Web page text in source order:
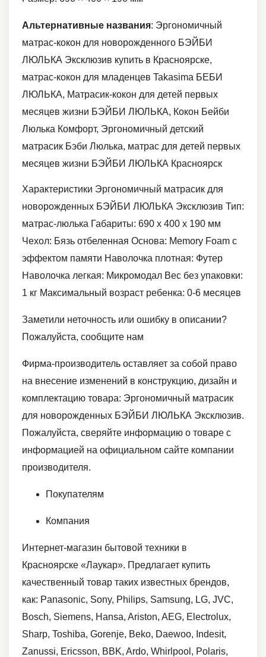
Альтернативные названия: Эргономичный
матрас-кокон для новорожденного БЭЙБИ
ЛЮЛЬКА Эксклюзив купить в Красноярске,
матрас-кокон для младенцев Takasima БЕБИ
ЛЮЛЬКА, Матрасик-кокон для детей первых
месяцев жизни БЭЙБИ ЛЮЛЬКА, Кокон Бейби
Люлька Комфорт, Эргономичный детский
матрасик Бэби Люлька, матрас для детей первых
месяцев жизни БЭЙБИ ЛЮЛЬКА Красноярск
Характеристики Эргономичный матрасик для
новорожденных БЭЙБИ ЛЮЛЬКА Эксклюзив Тип:
матрас-люлька Габариты: 690 x 400 x 190 мм
Чехол: Бязь отбеленная Основа: Memory Foam с
эффектом памяти Наволочка плотная: Футер
Наволочка легкая: Микромодал Вес без упаковки:
1 кг Максимальный возраст ребенка: 0-6 месяцев
Заметили неточность или ошибку в описании?
Пожалуйста, сообщите нам
Фирма-производитель оставляет за собой право
на внесение изменений в конструкцию, дизайн и
комплектацию товара: Эргономичный матрасик
для новорожденных БЭЙБИ ЛЮЛЬКА Эксклюзив.
Пожалуйста, сверяйте информацию о товаре с
информацией на официальном сайте компании
производителя.
Покупателям
Компания
Интернет-магазин бытовой техники в
Красноярске «Лаукар». Предлагает купить
качественный товар таких известных брендов,
как: Panasonic, Sony, Philips, Samsung, LG, JVC,
Bosch, Siemens, Hansa, Ariston, AEG, Electrolux,
Sharp, Toshiba, Gorenje, Beko, Daewoo, Indesit,
Zanussi, Ericsson, BBK, Ardo, Whirlpool, Polaris,